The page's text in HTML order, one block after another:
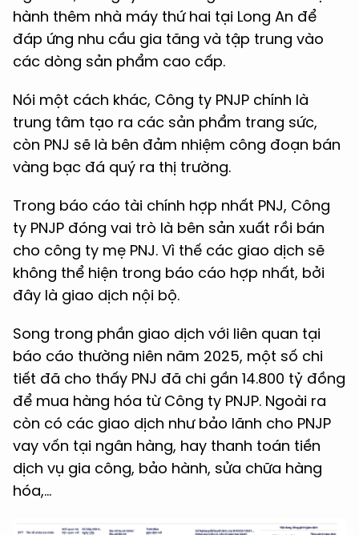
hành thêm nhà máy thứ hai tại Long An để
đáp ứng nhu cầu gia tăng và tập trung vào
các dòng sản phẩm cao cấp.
Nói một cách khác, Công ty PNJP chính là
trung tâm tạo ra các sản phẩm trang sức,
còn PNJ sẽ là bên đảm nhiệm công đoạn bán
vàng bạc đá quý ra thị trường.
Trong báo cáo tài chính hợp nhất PNJ, Công
ty PNJP đóng vai trò là bên sản xuất rồi bán
cho công ty mẹ PNJ. Vì thế các giao dịch sẽ
không thể hiện trong báo cáo hợp nhất, bởi
đây là giao dịch nội bộ.
Song trong phần giao dịch với liên quan tại
báo cáo thường niên năm 2025, một số chi
tiết đã cho thấy PNJ đã chi gần 14.800 tỷ đồng
để mua hàng hóa từ Công ty PNJP. Ngoài ra
còn có các giao dịch như bảo lãnh cho PNJP
vay vốn tại ngân hàng, hay thanh toán tiền
dịch vụ gia công, bảo hành, sửa chữa hàng
hóa,...